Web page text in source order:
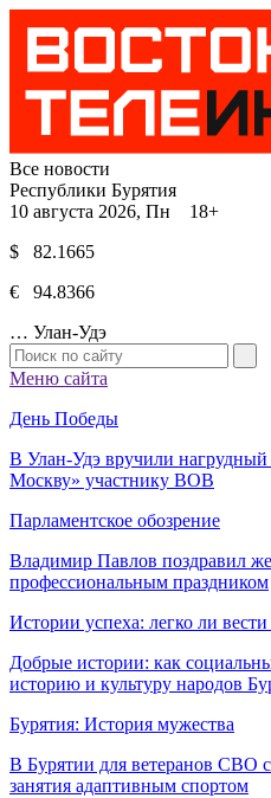
Все новости
Республики Бурятия
10 августа 2026, Пн 18+
$ 82.1665
€ 94.8366
… Улан-Удэ
Меню сайта
День Победы
В Улан-Удэ вручили нагрудный
Москву» участнику ВОВ
Парламентское обозрение
Владимир Павлов поздравил
профессиональным праздником
Истории успеха: легко ли
Добрые истории: как
историю и культуру народов
Бурятия: История мужества
В Бурятии для ветеранов СВО
занятия адаптивным спортом